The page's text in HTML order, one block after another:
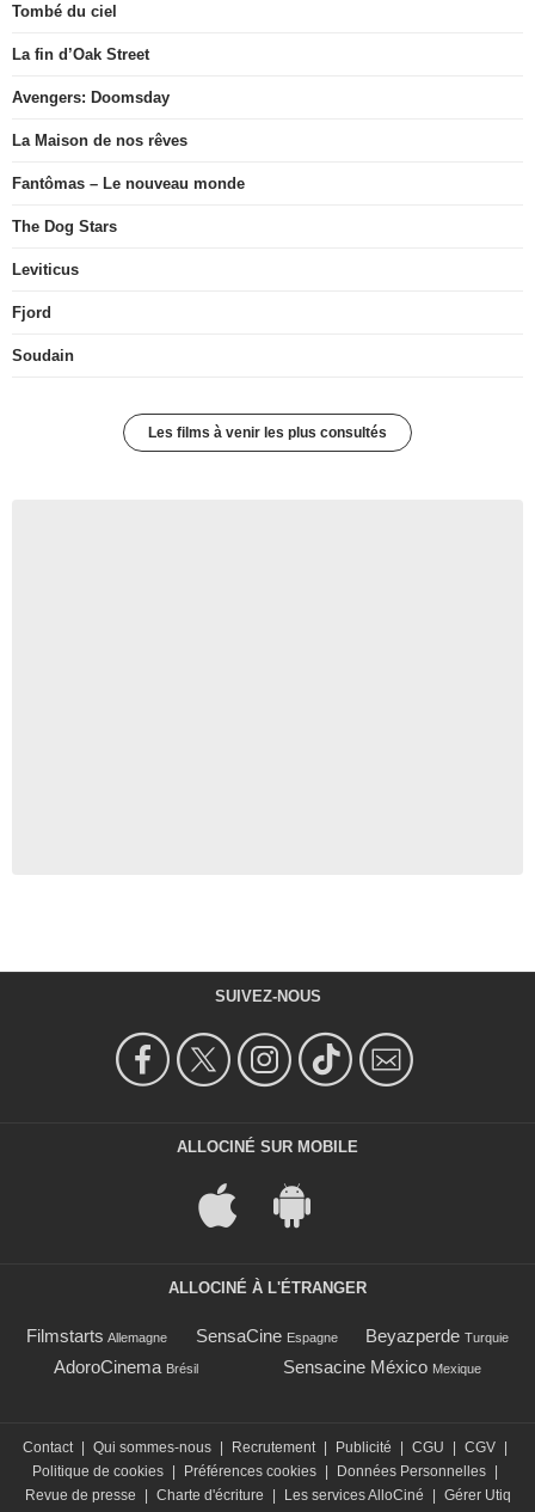
Tombé du ciel
La fin d’Oak Street
Avengers: Doomsday
La Maison de nos rêves
Fantômas – Le nouveau monde
The Dog Stars
Leviticus
Fjord
Soudain
Les films à venir les plus consultés
SUIVEZ-NOUS
ALLOCINÉ SUR MOBILE
ALLOCINÉ À L'ÉTRANGER
Filmstarts Allemagne SensaCine Espagne Beyazperde Turquie
AdoroCinema Brésil Sensacine México Mexique
Contact | Qui sommes-nous | Recrutement | Publicité | CGU | CGV |
Politique de cookies | Préférences cookies | Données Personnelles |
Revue de presse
| Charte d'écriture | Les services AlloCiné | Gérer Utiq